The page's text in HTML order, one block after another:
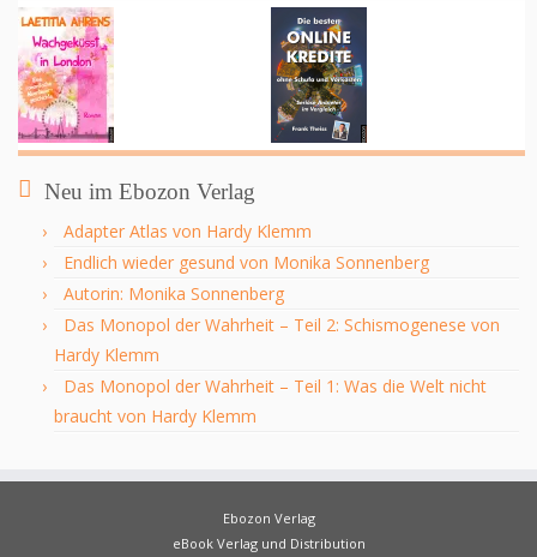
Neu im Ebozon Verlag
Adapter Atlas von Hardy Klemm
Endlich wieder gesund von Monika Sonnenberg
Autorin: Monika Sonnenberg
Das Monopol der Wahrheit – Teil 2: Schismogenese von
Hardy Klemm
Das Monopol der Wahrheit – Teil 1: Was die Welt nicht
braucht von Hardy Klemm
Ebozon Verlag
eBook Verlag und Distribution